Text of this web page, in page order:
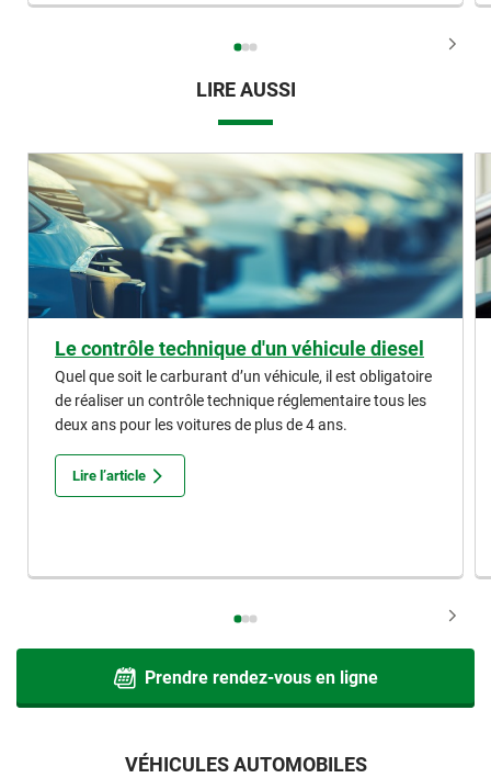
VÉHICULES AUTOMOBILES
LIRE AUSSI
Le contrôle technique d'un véhicule diesel
Quel que soit le carburant d’un véhicule, il est obligatoire
de réaliser un contrôle technique réglementaire tous les
deux ans pour les voitures de plus de 4 ans.
Lire l’article
Prendre rendez-vous en ligne